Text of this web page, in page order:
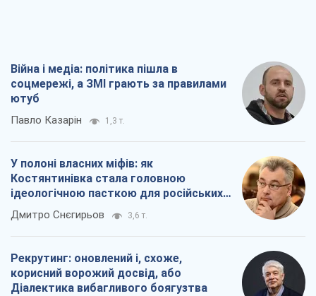
Війна і медіа: політика пішла в
соцмережі, а ЗМІ грають за правилами
ютуб
Павло Казарін 1,3 т.
У полоні власних міфів: як
Костянтинівка стала головною
ідеологічною пасткою для російських
окупантів
Дмитро Снєгирьов 3,6 т.
Рекрутинг: оновлений і, схоже,
корисний ворожий досвід, або
Діалектика вибагливого боягузтва